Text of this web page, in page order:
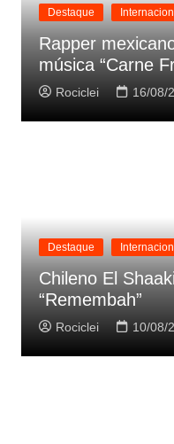
Destaque
Rapper
música “Carne
Rociclei 16/08/
Destaque
Chileno El
“Remembah”
Rociclei 10/08/